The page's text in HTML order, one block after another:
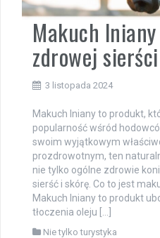
Makuch
zdrowej
3 listopada 2024
Makuch lniany to produkt,
popularność wśród
swoim wyjątkowym
prozdrowotnym, ten
nie tylko ogólne zdrowie
sierść i skórę. Co to jest
Makuch lniany to produkt
tłoczenia oleju […]
Nie tylko turystyka